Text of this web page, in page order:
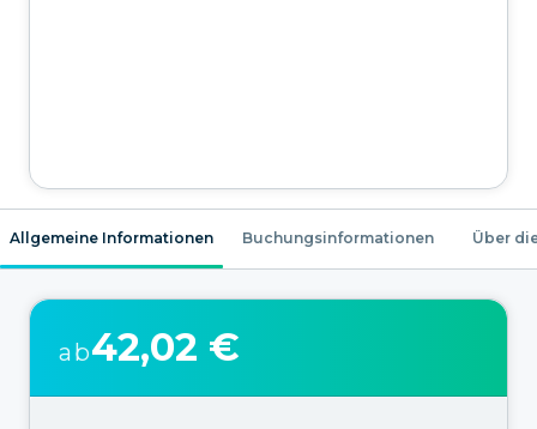
Allgemeine Informationen Buchungsinformationen Über
ab42,02 €